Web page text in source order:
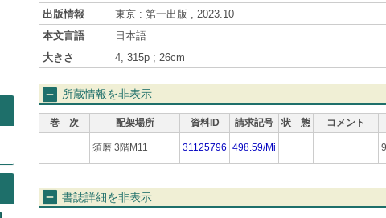
出版情報
東京 : 第一出版 , 2023.10
本文言語
日本語
大きさ
4, 315p ; 26cm
所蔵情報を非表示
巻 次 配架場所 資料ID 請求記号 状 態 コメント
須磨 3階M11 31125796 498.59/Mi
書誌詳細を非表示